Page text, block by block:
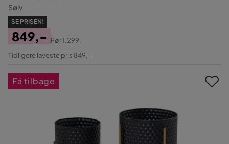
Sølv
SE PRISEN!
Pris
849,-
Original
Før1.299,-
Tidligere laveste pris 849,-
Få tilbage